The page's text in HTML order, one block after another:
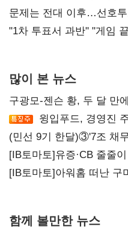
4만278명
문제는 전대 이후…선호
불복'
"1차 투표서 과반" "게임
많이 본 뉴스
구광모-젠슨 황, 두 달 만
윙입푸드, 경영진
(민선 9기 한달)③'7조 채
20년만에 '비상재정' 선언
[IB토마토]유증·CB 줄줄
상폐 압박
[IB토마토]아워홈 떠난
함께 볼만한 뉴스